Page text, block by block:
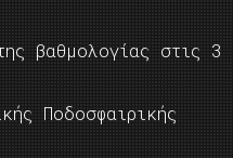
βαθμολογίας στις 3
Ποδοσφαιρικής